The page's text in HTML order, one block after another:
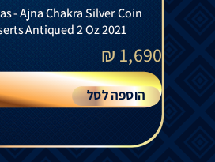
- Ajna Chakra Silver Coin
Antiqued 2 Oz 2021
1,690
₪
הוספה לסל